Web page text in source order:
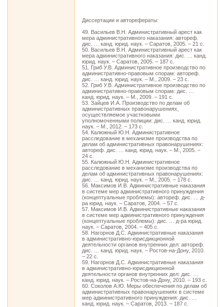
Диссертации и авторефераты:
49. Васильев В.Н. Административный арест как
мера административного наказания: автореф.
дис. … канд. юрид. наук. – Саратов, 2005. – 21 с.
50. Васильев В.Н. Административный арест как
мера административного наказания: дис. … канд.
юрид. наук. – Саратов, 2005. – 187 с.
51. Гриб У.В. Административное производство по
административно-правовым спорам: автореф.
дис. … канд. юрид. наук. – М., 2009. – 23 с.
52. Гриб У.В. Административное производство по
административно-правовым спорам: дис. …
канд. юрид. наук. – М., 2009. – 191 с.
53. Зайцев И.А. Производство по делам об
административных правонарушениях,
осуществляемое участковыми
уполномоченными полиции: дис. … канд. юрид.
наук. – М., 2012. – 173 с.
54. Калюжный Ю.Н. Административное
расследование в механизме производства по
делам об административных правонарушениях:
автореф. дис. … канд. юрид. наук. – М., 2005. –
24 с.
55. Калюжный Ю.Н. Административное
расследование в механизме производства по
делам об административных правонарушениях:
дис. … канд. юрид. наук. – М., 2005. – 178 с.
56. Максимов И.В. Административные наказания
в системе мер административного принуждения
(концептуальные проблемы): автореф. дис. … д-
ра юрид. наук. – Саратов, 2004. – 57 с.
57. Максимов И.В. Административные наказания
в системе мер административного принуждения
(концептуальные проблемы): дис. … д-ра юрид.
наук. – Саратов, 2004. – 405 с.
58. Нагорнов Д.С. Административные наказания
в административно-юрисдикционной
деятельности органов внутренних дел: автореф.
дис. … канд. юрид. наук. – Ростов-на-Дону, 2010.
– 22 с.
59. Нагорнов Д.С. Административные наказания
в административно-юрисдикционной
деятельности органов внутренних дел: дис. …
канд. юрид. наук. – Ростов-на-Дону, 2010. – 193 с.
60. Соколов А.Ю. Меры обеспечения по делам об
административных правонарушениях в системе
мер административного принуждения: дис. …
канд. юрид. наук. – Саратов, 2013. – 187 с.